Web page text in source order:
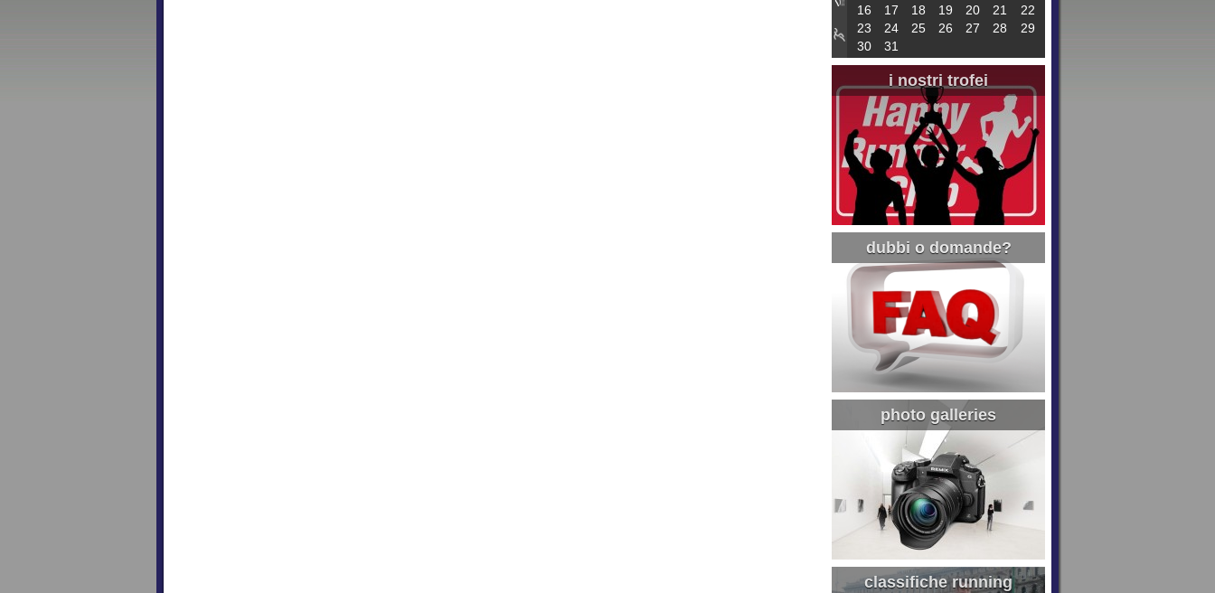
16
17 18 19 20 21
22
23
24 25 26 27 28
29
30
31
i nostri trofei
dubbi o domande?
photo galleries
classifiche running